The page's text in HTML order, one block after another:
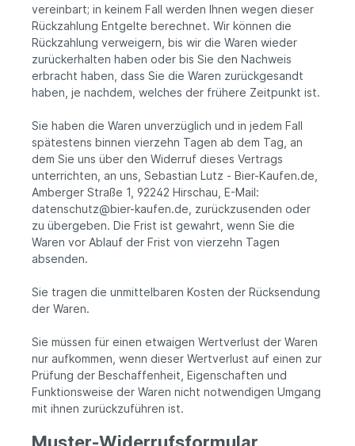
vereinbart; in keinem Fall werden Ihnen wegen dieser
Rückzahlung Entgelte berechnet. Wir können die
Rückzahlung verweigern, bis wir die Waren wieder
zurückerhalten haben oder bis Sie den Nachweis
erbracht haben, dass Sie die Waren zurückgesandt
haben, je nachdem, welches der frühere Zeitpunkt ist.
Sie haben die Waren unverzüglich und in jedem Fall
spätestens binnen vierzehn Tagen ab dem Tag, an
dem Sie uns über den Widerruf dieses Vertrags
unterrichten, an uns, Sebastian Lutz - Bier-Kaufen.de,
Amberger Straße 1, 92242 Hirschau, E-Mail:
datenschutz@bier-kaufen.de, zurückzusenden oder
zu übergeben. Die Frist ist gewahrt, wenn Sie die
Waren vor Ablauf der Frist von vierzehn Tagen
absenden.
Sie tragen die unmittelbaren Kosten der Rücksendung
der Waren.
Sie müssen für einen etwaigen Wertverlust der Waren
nur aufkommen, wenn dieser Wertverlust auf einen zur
Prüfung der Beschaffenheit, Eigenschaften und
Funktionsweise der Waren nicht notwendigen Umgang
mit ihnen zurückzuführen ist.